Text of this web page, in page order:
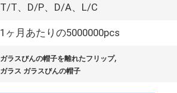
T/T、D/P、D/A、L/C
1ヶ月あたりの5000000pcs
ガラスびんの帽子を離れたフリップ,
ガラス ガラスびんの帽子